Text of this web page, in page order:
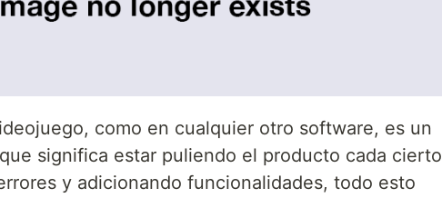
como en cualquier otro software, es un
significa estar puliendo el producto cada cierto
y adicionando funcionalidades, todo esto